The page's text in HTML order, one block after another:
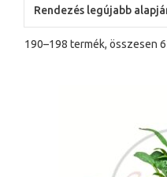
190–198 termék, összesen